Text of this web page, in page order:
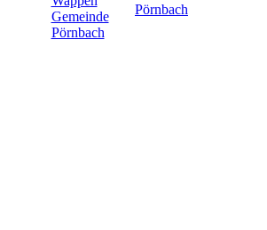
Pörnbach